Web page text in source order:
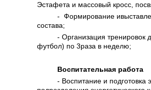
Эстафета и массовый кросс,
- Формирование
состава;
- Организация тренировок
футбол) по 3раза в неделю;
Воспитательная работа
- Воспитание и подготовка